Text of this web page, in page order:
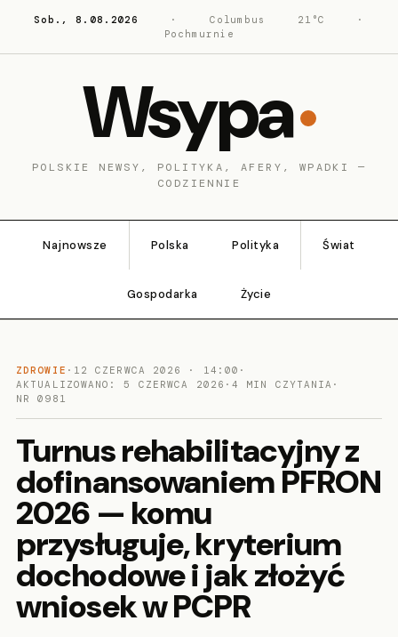
Sob., 8.08.2026 · Columbus 21°C
·
Pochmurnie
Wsypa
POLSKIE NEWSY, POLITYKA, AFERY, WPADKI —
CODZIENNIE
Najnowsze Polska Polityka Świat
Gospodarka Życie
ZDROWIE · 12 CZERWCA 2026 · 14:00 ·
AKTUALIZOWANO: 5 CZERWCA 2026 ·4 MIN CZYTANIA ·
NR 0981
Turnus rehabilitacyjny z
dofinansowaniem PFRON
2026 — komu
przysługuje, kryterium
dochodowe i jak złożyć
wniosek w PCPR